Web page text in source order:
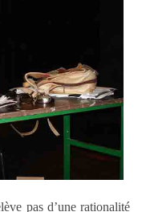
pas d’une rationalité